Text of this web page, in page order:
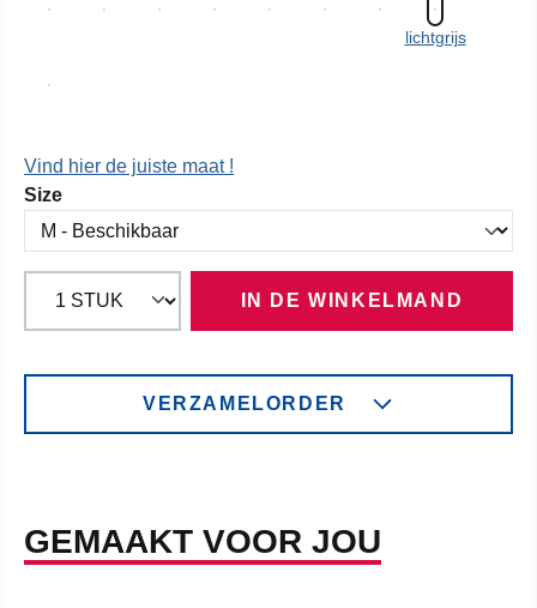
lichtgrijs
Vind hier de juiste maat !
Selecteer
Size
IN DE WINKELMAND
VERZAMELORDER
GEMAAKT VOOR JOU